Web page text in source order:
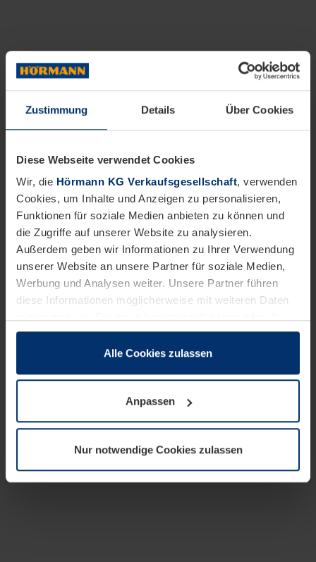
Zustimmung Details Über Cookies
Diese Webseite verwendet Cookies
Wir, die Hörmann KG Verkaufsgesellschaft, verwenden
Cookies, um Inhalte und Anzeigen zu personalisieren,
Funktionen für soziale Medien anbieten zu können und
die Zugriffe auf unserer Website zu analysieren.
Außerdem geben wir Informationen zu Ihrer Verwendung
unserer Website an unsere Partner für soziale Medien,
Werbung und Analysen weiter. Unsere Partner führen
diese Informationen möglicherweise mit weiteren Daten
sie im Rahmen Ihrer Nutzung der Dienste gesammelt
wenn diese für den Betrieb dieser Seite unbedingt
notwendig sind. Für alle anderen Cookie-Typen benötigen
wir Ihre Erlaubnis. Ihre Einwilligung können Sie jederzeit
Datenschutzerklärungunserer Website ändern oder
widerrufen.
Alle Cookies zulassen
Anpassen
Nur notwendige Cookies zulassen